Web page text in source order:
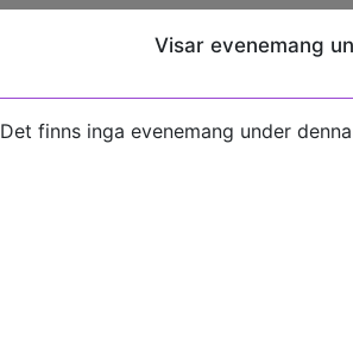
Visar evenemang
Det finns inga evenemang under